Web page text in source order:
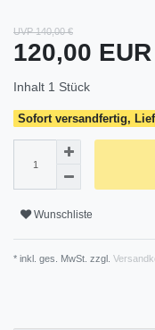
UVP 140,00 €
120,00 EUR
Inhalt 1 Stück
Sofort versandfertig,
Wunschliste
* inkl. ges. MwSt. zzgl.